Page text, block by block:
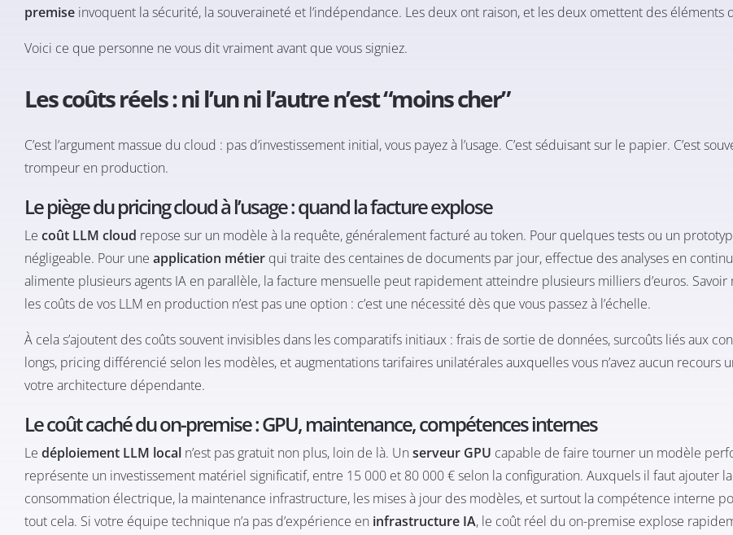
premise invoquent la sécurité, la souveraineté et l’indépendance. Les deux ont raison, et les deux omettent des éléments
Voici ce que personne ne vous dit vraiment avant que vous signiez.
Les coûts réels : ni l’un ni l’autre n’est “moins cher”
C’est l’argument massue du cloud : pas d’investissement initial, vous payez à l’usage. C’est séduisant sur le papier. C’est
trompeur en production.
Le piège du pricing cloud à l’usage : quand la facture explose
Le coût LLM cloud repose sur un modèle à la requête, généralement facturé au token. Pour quelques tests ou un
négligeable. Pour une application métier qui traite des centaines de documents par jour, effectue des analyses en
alimente plusieurs agents IA en parallèle, la facture mensuelle peut rapidement atteindre plusieurs milliers d’euros. Savoir
les coûts de vos LLM en production n’est pas une option : c’est une nécessité dès que vous passez à l’échelle.
À cela s’ajoutent des coûts souvent invisibles dans les comparatifs initiaux : frais de sortie de données, surcoûts liés aux
longs, pricing différencié selon les modèles, et augmentations tarifaires unilatérales auxquelles vous n’avez aucun recours
votre architecture dépendante.
Le coût caché du on-premise : GPU, maintenance, compétences internes
Le déploiement LLM local n’est pas gratuit non plus, loin de là. Unserveur GPU capable de faire tourner un modèle
représente un investissement matériel significatif, entre 15 000 et 80 000 € selon la configuration. Auxquels il faut ajouter la
consommation électrique, la maintenance infrastructure, les mises à jour des modèles, et surtout la compétence interne
tout cela. Si votre équipe technique n’a pas d’expérience en infrastructure IA, le coût réel du on-premise explose